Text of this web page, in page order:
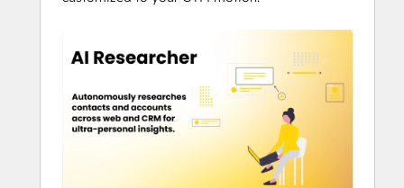
Immediate ROI
leads (from ads, Apollo, ZoomInfo,
6sense) that often sit untouched.
AI Agents That Work for You –
Multi-agent orchestration handles
research, segmentation, scoring, and
outreach across 10K+ contacts in
– High-